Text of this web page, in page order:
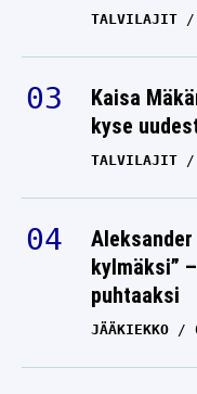
TALVILAJIT
Kaisa
kyse
TALVILAJIT
kylmäksi”
puhtaaksi
JÄÄKIEKKO